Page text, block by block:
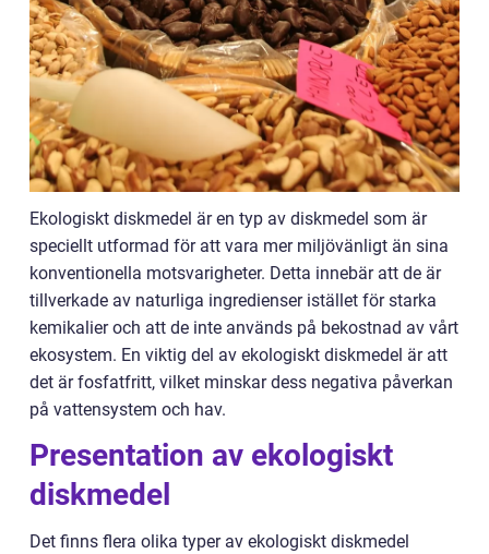
Ekologiskt diskmedel är en typ av diskmedel som är
speciellt utformad för att vara mer miljövänligt än sina
konventionella motsvarigheter. Detta innebär att de är
tillverkade av naturliga ingredienser istället för starka
kemikalier och att de inte används på bekostnad av vårt
ekosystem. En viktig del av ekologiskt diskmedel är att
det är fosfatfritt, vilket minskar dess negativa påverkan
på vattensystem och hav.
Presentation av ekologiskt
diskmedel
Det finns flera olika typer av ekologiskt diskmedel